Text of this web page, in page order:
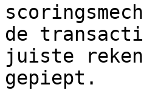
de
juiste
gepiept.